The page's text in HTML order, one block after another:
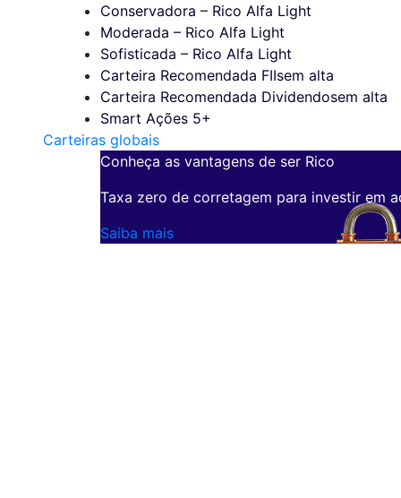
Conservadora – Rico Alfa Light
Moderada – Rico Alfa Light
Sofisticada – Rico Alfa Light
Carteira Recomendada FIIsem alta
Carteira Recomendada Dividendosem alta
Smart Ações 5+
Carteiras globais
Conheça as vantagens de ser Rico
Taxa zero de corretagem para investir em
Saiba mais